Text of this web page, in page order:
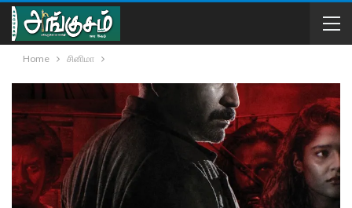
Home சினிமா